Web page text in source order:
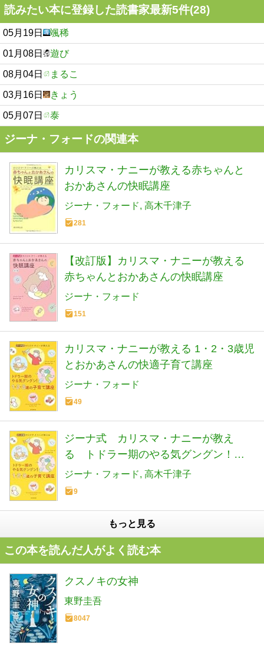
読みたい本に登録した読書家最新5件(28)
05月19日 颯稀
01月08日 遊び
08月04日 まるこ
03月16日 きょう
05月07日 泰
ジーナ・フォードの関連本
カリスマ・ナニーが教える赤ちゃんと
おかあさんの快眠講座
ジーナ・フォード 高木千津子
281
【改訂版】カリスマ・ナニーが教える
赤ちゃんとおかあさんの快眠講座
ジーナ・フォード
151
カリスマ・ナニーが教える 1・2・3歳児
とおかあさんの快適子育て講座
ジーナ・フォード
49
ジーナ式 カリスマ・ナニーが教え
る トドラー期のやる気グングン！
1・2・3歳の子育て講座
ジーナ・フォード 高木千津子
9
もっと見る
この本を読んだ人がよく読む本
クスノキの女神
東野圭吾
8047